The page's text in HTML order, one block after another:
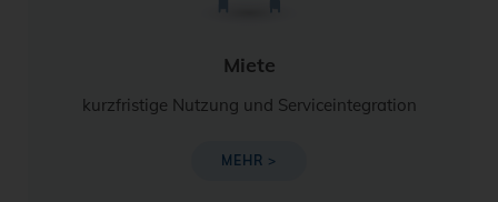
Miete
kurzfristige Nutzung und Serviceintegration
MEHR >